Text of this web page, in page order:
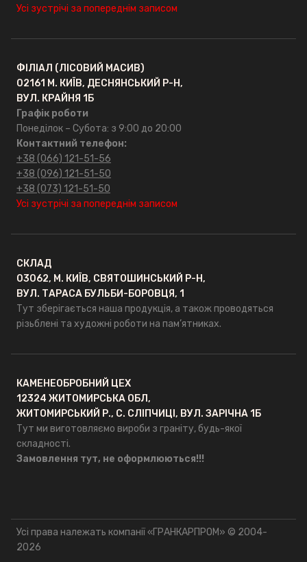
Усі зустрічі за попереднім записом
ФІЛІАЛ (ЛІСОВИЙ МАСИВ)
02161 М. КИЇВ, ДЕСНЯНСЬКИЙ Р-Н,
ВУЛ. КРАЙНЯ 1Б
Графік роботи
Понеділок – Субота: з 9:00 до 20:00
Контактний телефон:
+38 (066) 121-51-56
+38 (096) 121-51-50
+38 (073) 121-51-50
Усі зустрічі за попереднім записом
СКЛАД
03062, М. КИЇВ, СВЯТОШИНСЬКИЙ Р-Н,
ВУЛ. ТАРАСА БУЛЬБИ-БОРОВЦЯ, 1
Тут зберігається наша продукція, а також проводяться
різьблені та художні роботи на пам’ятниках.
КАМЕНЕОБРОБНИЙ ЦЕХ
12324 ЖИТОМИРСЬКА ОБЛ,
ЖИТОМИРСЬКИЙ Р., С. СЛІПЧИЦІ, ВУЛ. ЗАРІЧНА 1Б
Тут ми виготовляємо вироби з граніту, будь-якої
складності.
Замовлення тут, не оформлюються!!!
Усі права належать компанії «ГРАНКАРПРОМ» © 2004-
2026